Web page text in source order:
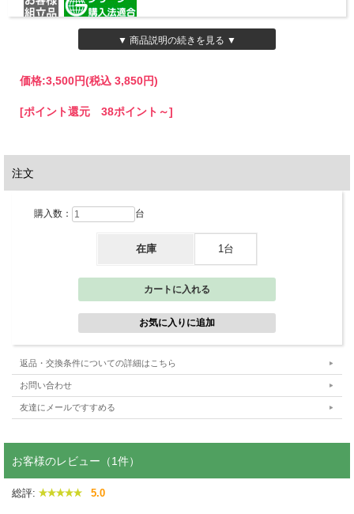
寸法
幅320×奥行240×高さ40mm
色
ホワイト
原産国
▼ 商品説明の続きを見る ▼
価格:3,500円(税込 3,850円)
[ポイント還元 38ポイント～]
注文
購入数： 台
在庫 1台
返品・交換条件についての詳細はこちら
お問い合わせ
友達にメールですすめる
お客様のレビュー（1件）
総評: 5.0